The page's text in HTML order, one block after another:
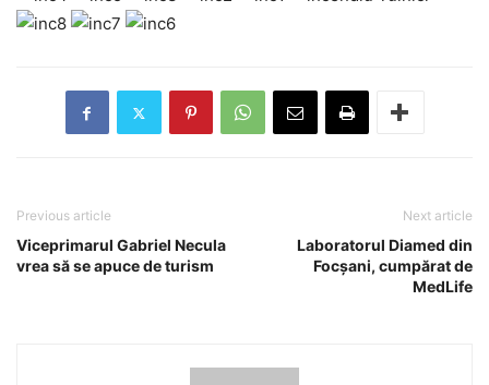
Previous article
Viceprimarul Gabriel Necula
vrea să se apuce de turism
Next article
Laboratorul Diamed din
Focșani, cumpărat de
MedLife